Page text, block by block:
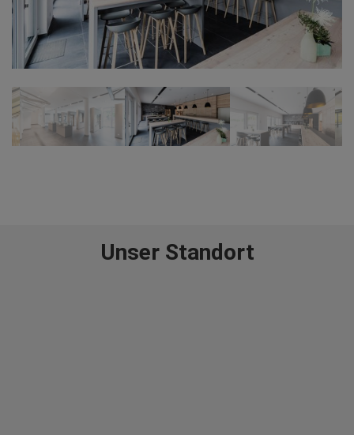
Unser Standort